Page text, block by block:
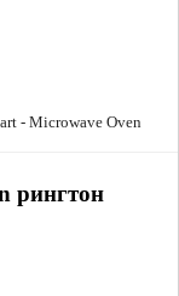
- Microwave Oven
рингтон